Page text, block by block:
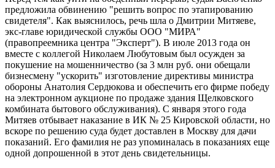
предложила обвинению "решить вопрос по этапированию
свидетеля". Как выяснилось, речь шла о Дмитрии Митяеве,
экс-главе юридической службы ООО "МИРА"
(правопреемника центра "Эксперт"). В июле 2013 года он
вместе с коллегой Николаем Любутовым был осужден за
покушение на мошенничество (за 3 млн руб. они обещали
бизнесмену "ускорить" изготовление директивы министра
обороны Анатолия Сердюкова и обеспечить его фирме победу
на электронном аукционе по продаже здания Щелковского
комбината бытового обслуживания). С января этого года
Митяев отбывает наказание в ИК № 25 Кировской области, но
вскоре по решению суда будет доставлен в Москву для дачи
показаний. Его фамилия не раз упоминалась в показаниях еще
одной допрошенной в этот день свидетельницы.